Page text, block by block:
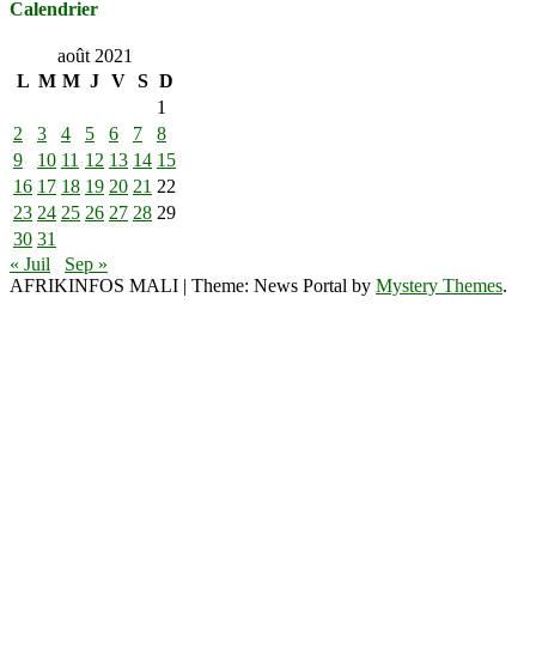
Calendrier
août 2021
L M M J V S D
1
2
3 4 5 6 7
8
9
10 11 12 13 14 15
16 17 18 19 20 21 22
23 24 25 26 27 28 29
30 31
« Juil
Sep »
AFRIKINFOS MALI | Theme: News Portal by Mystery Themes.